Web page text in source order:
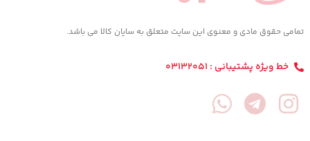
تمامی حقوق مادی و معنوی این سایت متعلق به سایان کالا می باشد.
خط ویژه پشتیبانی : 03132051